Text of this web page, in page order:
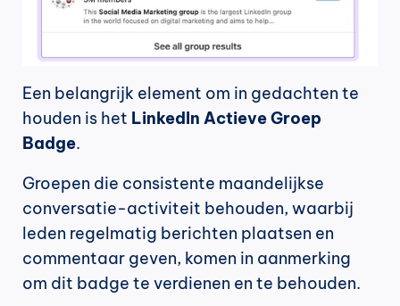
Een belangrijk element om in gedachten te
houden is het LinkedIn Actieve Groep
Badge.
Groepen die consistente maandelijkse
conversatie-activiteit behouden, waarbij
leden regelmatig berichten plaatsen en
commentaar geven, komen in aanmerking
om dit badge te verdienen en te behouden.